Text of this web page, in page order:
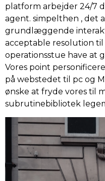
platform arbejder 24/7
agent. simpelthen , det
grundlæggende
acceptable resolution til
operationsstue have at
Vores point
på webstedet til pc og
ønske at fryde vores til
subrutinebibliotek